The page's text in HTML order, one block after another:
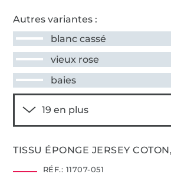
Autres variantes :
blanc cassé
vieux rose
baies
TISSU ÉPONGE JERSEY
RÉF.: 11707-051